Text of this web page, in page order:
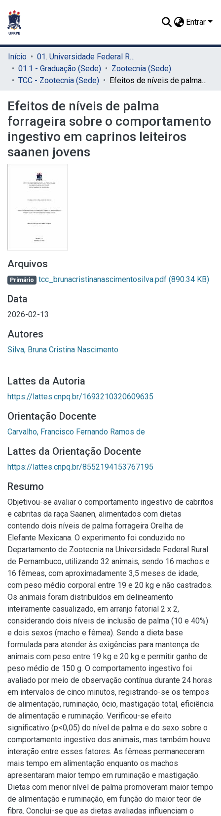
Entrar
Início
01. Universidade Federal Rural de Pernambuco - UFRPE (Sede)
01.1 - Graduação (Sede)
Zootecnia (Sede)
TCC - Zootecnia (Sede)
Efeitos de níveis de palma forrageira sobre o comportamento ingestivo em caprinos leiteiros saanen jovens
Efeitos de níveis de palma
forrageira sobre o comportamento
ingestivo em caprinos leiteiros
saanen jovens
Arquivos
Primário tcc_brunacristinanascimentosilva.pdf (890.34 KB)
Data
2026-02-13
Autores
Silva, Bruna Cristina Nascimento
Lattes da Autoria
https://lattes.cnpq.br/1693210320609635
Orientação Docente
Carvalho, Francisco Fernando Ramos de
Lattes da Orientação Docente
https://lattes.cnpq.br/8552194153767195
Resumo
Objetivou-se avaliar o comportamento ingestivo de cabritos
e cabritas da raça Saanen, alimentados com dietas
contendo dois níveis de palma forrageira Orelha de
Elefante Mexicana. O experimento foi conduzido no
Departamento de Zootecnia na Universidade Federal Rural
de Pernambuco, utilizando 32 animais, sendo 16 machos e
16 fêmeas, com aproximadamente 3,5 meses de idade,
com peso médio corporal entre 19 e 20 kg e não castrados.
Os animais foram distribuídos em delineamento
inteiramente casualizado, em arranjo fatorial 2 x 2,
considerando dois níveis de inclusão de palma (10 e 40%)
e dois sexos (macho e fêmea). Sendo a dieta base
formulada para atender às exigências para mantença de
animais com peso entre 19 kg e 20 kg e permitir ganho de
peso médio de 150 g. O comportamento ingestivo foi
avaliado por meio de observação contínua durante 24 horas
em intervalos de cinco minutos, registrando-se os tempos
de alimentação, ruminação, ócio, mastigação total, eficiência
de alimentação e ruminação. Verificou-se efeito
significativo (p<0,05) do nível de palma e do sexo sobre o
comportamento ingestivo dos animais, mas também houve
interação entre esses fatores. As fêmeas permaneceram
mais tempo em alimentação enquanto os machos
apresentaram maior tempo em ruminação e mastigação.
Dietas com menor nível de palma promoveram maior tempo
de alimentação e ruminação, em função do maior teor de
fibra. Conclui-se que as dietas avaliadas influenciam o